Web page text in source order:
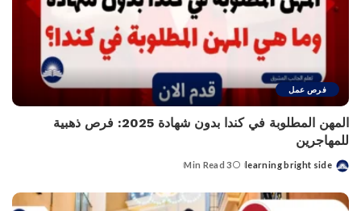
فرص عمل
المهن المطلوبة في كندا بدون شهادة 2025: فرص ذهبية
للمهاجرين
Posted
learning bright side
3 Min Read